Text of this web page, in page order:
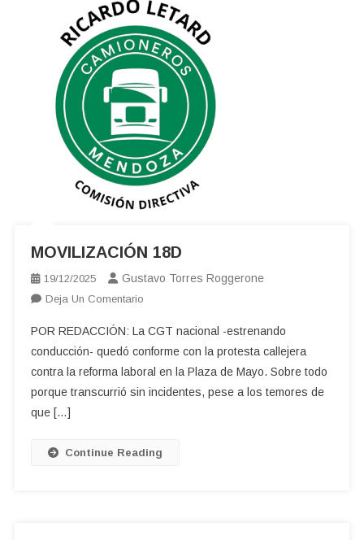
MOVILIZACIÓN 18D
19/12/2025 Gustavo Torres Roggerone
Deja Un ComentarioEn
18D
POR REDACCIÓN: La CGT nacional -estrenando
conducción- quedó conforme con la protesta callejera
contra la reforma laboral en la Plaza de Mayo. Sobre todo
porque transcurrió sin incidentes, pese a los temores de
que […]
Continue Reading